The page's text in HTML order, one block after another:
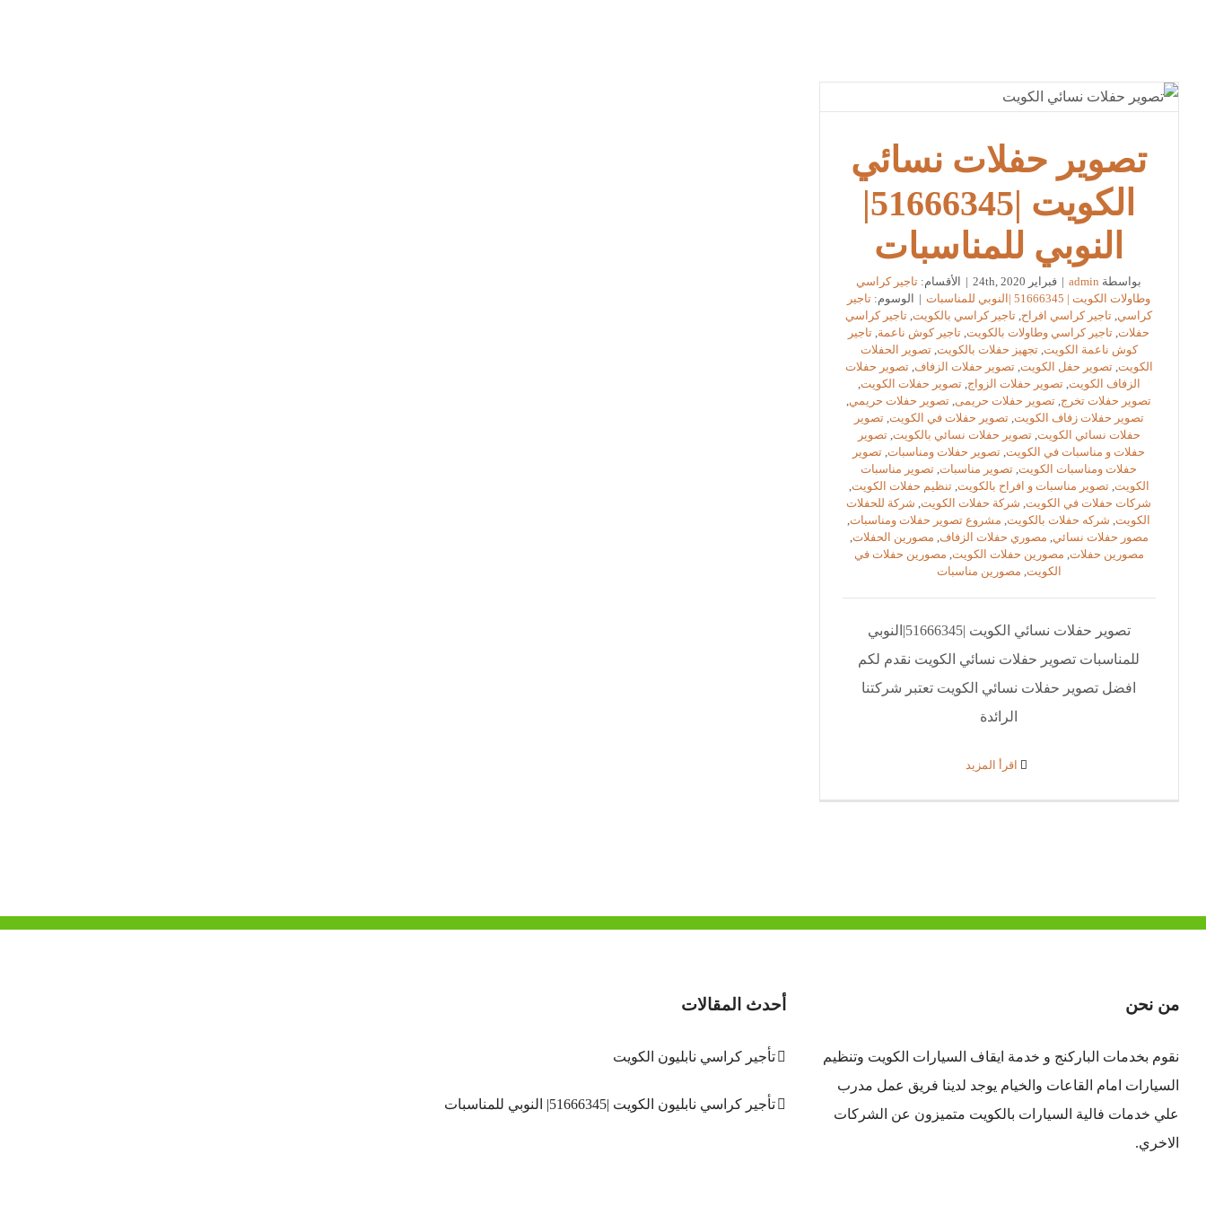
تصوير حفلات نسائي
الكويت |51666345|
النوبي للمناسبات
بواسطة admin
| فبراير 24th, 2020 | الأقسام: تاجير كراسي
وطاولات الكويت | 51666345 |النوبي للمناسبات
| الوسوم: تاجير
كراسي تاجير كراسي افراح تاجير كراسي بالكويت, تاجير كراسي
حفلات, تاجير كراسي وطاولات بالكويت, تاجير كوش ناعمة تاجير
كوش ناعمة الكويت ,تجهيز حفلات بالكويت ,تصوير الحفلات
الكويت ,تصوير حفل الكويت ,تصوير حفلات الزفاف ,تصوير حفلات
الزفاف الكويت ,تصوير حفلات الزواج ,تصوير حفلات الكويت
تصوير حفلات تخرج تصوير حفلات حريمى تصوير حفلات حريمي
تصوير حفلات زفاف الكويت ,تصوير حفلات في الكويت ,تصوير
حفلات نسائي الكويت ,تصوير حفلات نسائي بالكويت ,تصوير
حفلات و مناسبات في الكويت, تصوير حفلات ومناسبات, تصوير
حفلات ومناسبات الكويت, تصوير مناسبات, تصوير مناسبات
الكويت ,تصوير مناسبات و افراح بالكويت ,تنظيم حفلات الكويت
شركات حفلات في الكويت, شركة حفلات الكويت, شركة للحفلات
الكويت, شركه حفلات بالكويت, مشروع تصوير حفلات ومناسبات,
مصور حفلات نسائي مصوري حفلات الزفاف مصورين الحفلات
مصورين حفلات مصورين حفلات الكويت مصورين حفلات في
الكويت مصورين مناسبات
تصوير حفلات نسائي الكويت |51666345|النوبي
للمناسبات تصوير حفلات نسائي الكويت نقدم لكم
افضل تصوير حفلات نسائي الكويت تعتبر شركتنا
الرائدة
من نحن
نقوم بخدمات الباركنج و خدمة ايقاف السيارات الكويت وتنظيم
السيارات امام القاعات والخيام يوجد لدينا فريق عمل مدرب
علي خدمات فالية السيارات بالكويت متميزون عن الشركات
الاخري.
أحدث المقالات
تأجير كراسي نابليون الكويت
تأجير كراسي نابليون الكويت |51666345| النوبي للمناسبات